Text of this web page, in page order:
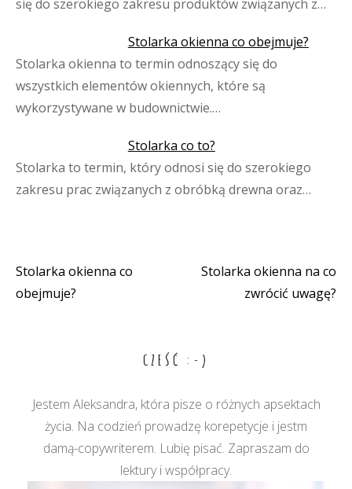
się do szerokiego zakresu produktów związanych z…
Stolarka okienna co obejmuje?
Stolarka okienna to termin odnoszący się do
wszystkich elementów okiennych, które są
wykorzystywane w budownictwie.…
Stolarka co to?
Stolarka to termin, który odnosi się do szerokiego
zakresu prac związanych z obróbką drewna oraz…
Nawigacja
Stolarka okienna co
obejmuje?
Stolarka okienna na co
zwrócić uwagę?
CZEŚĆ :-)
Jestem Aleksandra, która pisze o różnych apsektach
życia. Na codzień prowadzę korepetycje i jestm
damą-copywriterem. Lubię pisać. Zapraszam do
lektury i współpracy.